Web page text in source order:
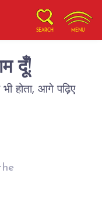
SEARCH MENU
दूँ!
होता, आगे पढ़िए